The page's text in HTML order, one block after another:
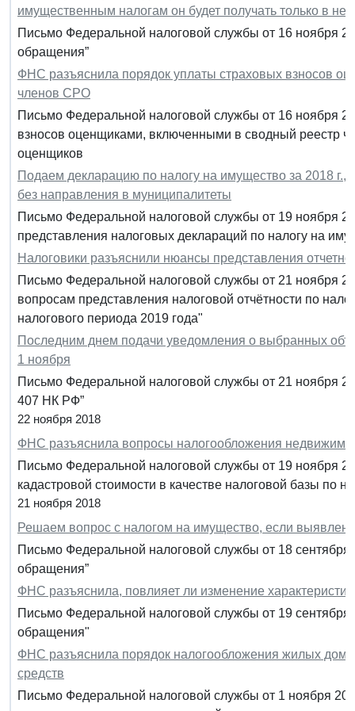
имущественным налогам он будет получать только в нем
Письмо Федеральной налоговой службы от 16 ноября
обращения”
ФНС разъяснила порядок уплаты страховых взносов
членов СРО
Письмо Федеральной налоговой службы от 16 ноября
взносов оценщиками, включенными в сводный реестр
оценщиков
Подаем декларацию по налогу на имущество за 2018 г.,
без направления в муниципалитеты
Письмо Федеральной налоговой службы от 19 ноября
представления налоговых деклараций по налогу на
Налоговики разъяснили нюансы представления
Письмо Федеральной налоговой службы от 21 ноября
вопросам представления налоговой отчётности по
налогового периода 2019 года"
Последним днем подачи уведомления о выбранных
1 ноября
Письмо Федеральной налоговой службы от 21 ноября
407 НК РФ”
22 ноября 2018
ФНС разъяснила вопросы налогообложения
Письмо Федеральной налоговой службы от 19 ноября
кадастровой стоимости в качестве налоговой базы по
21 ноября 2018
Решаем вопрос с налогом на имущество, если
Письмо Федеральной налоговой службы от 18
обращения”
ФНС разъяснила, повлияет ли изменение
Письмо Федеральной налоговой службы от 19
обращения"
ФНС разъяснила порядок налогообложения жилых
средств
Письмо Федеральной налоговой службы от 1 ноября